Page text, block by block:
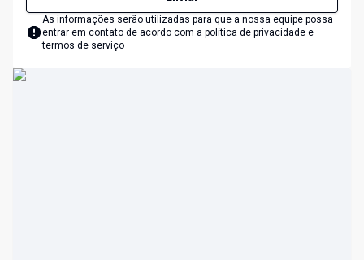
As informações serão utilizadas para que a nossa equipe possa
entrar em contato de acordo com a política de privacidade e
termos de serviço